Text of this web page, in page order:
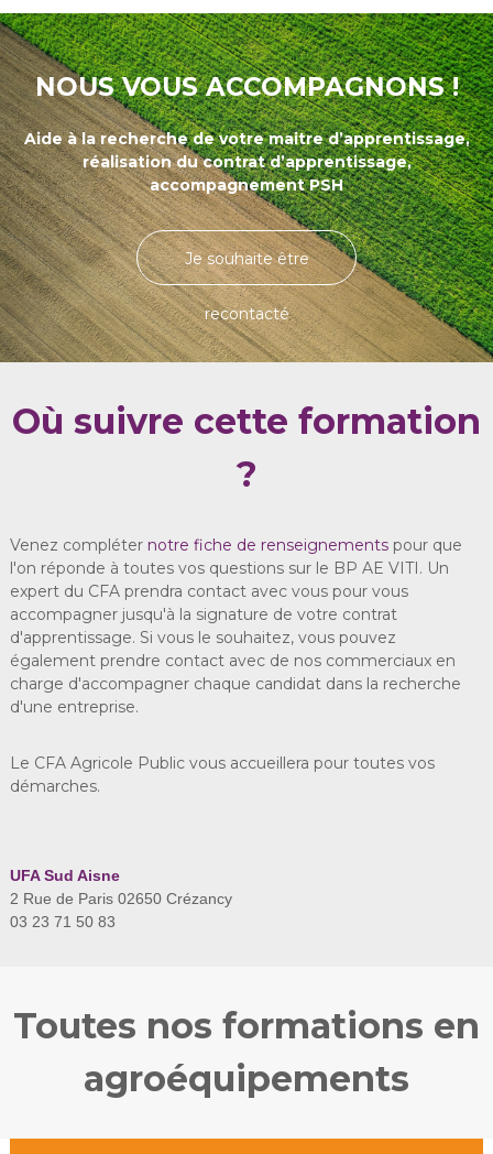
NOUS VOUS ACCOMPAGNONS !
Aide à la recherche de votre maitre d’apprentissage,
réalisation du contrat d’apprentissage,
accompagnement PSH
Je souhaite être
recontacté
Où suivre cette formation
?
Venez compléter notre fiche de renseignementspour que
l'on réponde à toutes vos questions sur le BP AE VITI. Un
expert du CFA prendra contact avec vous pour vous
accompagner jusqu'à la signature de votre contrat
d'apprentissage. Si vous le souhaitez, vous pouvez
également prendre contact avec de nos commerciaux en
charge d'accompagner chaque candidat dans la recherche
d'une entreprise.
Le CFA Agricole Public vous accueillera pour toutes vos
démarches.
UFA Sud Aisne
2 Rue de Paris 02650 Crézancy
03 23 71 50 83
Toutes nos formations en
agroéquipements